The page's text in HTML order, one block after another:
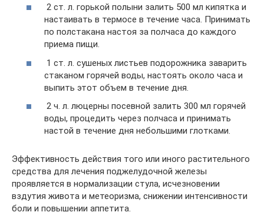
2 ст. л. горькой полыни залить 500 мл кипятка и
настаивать в термосе в течение часа. Принимать
по полстакана настоя за полчаса до каждого
приема пищи.
1 ст. л. сушеных листьев подорожника заварить
стаканом горячей воды, настоять около часа и
выпить этот объем в течение дня.
2 ч. л. люцерны посевной залить 300 мл горячей
воды, процедить через полчаса и принимать
настой в течение дня небольшими глотками.
Эффективность действия того или иного растительного
средства для лечения поджелудочной железы
проявляется в нормализации стула, исчезновении
вздутия живота и метеоризма, снижении интенсивности
боли и повышении аппетита.